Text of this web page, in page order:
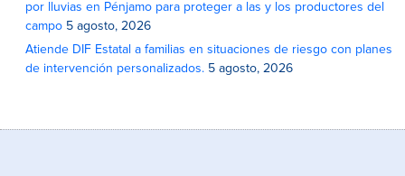
por lluvias en Pénjamo para proteger a las y los productores del
campo 5 agosto, 2026
Atiende DIF Estatal a familias en situaciones de riesgo con planes
de intervención personalizados. 5 agosto, 2026